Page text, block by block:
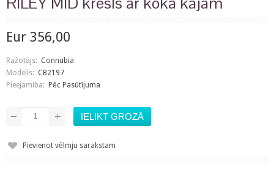
Eur 356,00
Ražotājs: Connubia
Modelis: CB2197
Pieejamība: Pēc Pasūtījuma
Pievienot vēlmju sarakstam